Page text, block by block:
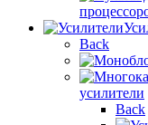
Back
усилители
Back